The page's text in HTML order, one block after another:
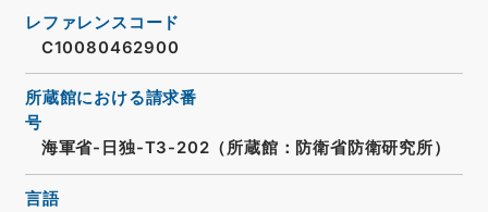
レファレンスコード
C10080462900
所蔵館における請求番
号
海軍省-日独-T3-202（所蔵館：防衛省防衛研究所）
言語